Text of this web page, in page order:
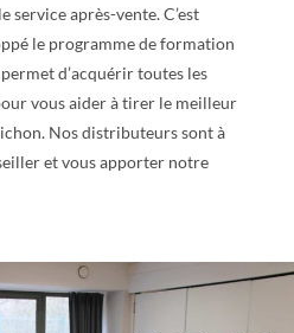
service après-vente. C’est
le programme de formation
d’acquérir toutes les
vous aider à tirer le meilleur
Nos distributeurs sont à
et vous apporter notre